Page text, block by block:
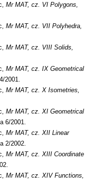
Mr MAT, cz. VI Polygons,
Mr MAT, cz. VII Polyhedra,
Mr MAT, cz. VIII Solids,
Mr MAT, cz. IX Geometrical
2001.
Mr MAT, cz. X Isometries,
Mr MAT, cz. XI Geometrical
6/2001.
Mr MAT, cz. XII Linear
2/2002.
Mr MAT, cz. XIII Coordinate
Mr MAT, cz. XIV Functions,